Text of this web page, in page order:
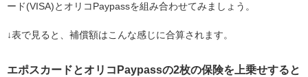
ード(VISA)とオリコPaypassを組み合わせてみましょう。
↓表で見ると、補償額はこんな感じに合算されます。
エポスカードとオリコPaypassの2枚の保険を上乗せすると